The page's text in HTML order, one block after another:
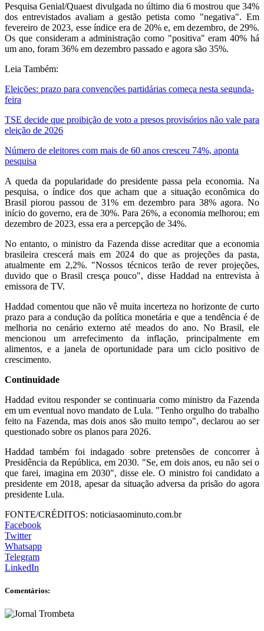
Pesquisa Genial/Quaest divulgada no último dia 6 mostrou que 34%
dos entrevistados avaliam a gestão petista como "negativa". Em
fevereiro de 2023, esse índice era de 20% e, em dezembro, de 29%.
Os que consideram a administração como "positiva" eram 40% há
um ano, foram 36% em dezembro passado e agora são 35%.
Leia Também:
Eleições: prazo para convenções partidárias começa nesta segunda-
feira
TSE decide que proibição de voto a presos provisórios não vale para
eleição de 2026
Número de eleitores com mais de 60 anos cresceu 74%, aponta
pesquisa
A queda da popularidade do presidente passa pela economia. Na
pesquisa, o índice dos que acham que a situação econômica do
Brasil piorou passou de 31% em dezembro para 38% agora. No
início do governo, era de 30%. Para 26%, a economia melhorou; em
dezembro de 2023, essa era a percepção de 34%.
No entanto, o ministro da Fazenda disse acreditar que a economia
brasileira crescerá mais em 2024 do que as projeções da pasta,
atualmente em 2,2%. "Nossos técnicos terão de rever projeções,
duvido que o Brasil cresça pouco", disse Haddad na entrevista à
emissora de TV.
Haddad comentou que não vê muita incerteza no horizonte de curto
prazo para a condução da política monetária e que a tendência é de
melhoria no cenário externo até meados do ano. No Brasil, ele
mencionou um arrefecimento da inflação, principalmente em
alimentos, e a janela de oportunidade para um ciclo positivo de
crescimento.
Continuidade
Haddad evitou responder se continuaria como ministro da Fazenda
em um eventual novo mandato de Lula. "Tenho orgulho do trabalho
feito na Fazenda, mas dois anos são muito tempo", declarou ao ser
questionado sobre os planos para 2026.
Haddad também foi indagado sobre pretensões de concorrer à
Presidência da República, em 2030. "Se, em dois anos, eu não sei o
que farei, imagina em 2030", disse ele. O ministro foi candidato a
presidente em 2018, apesar da situação adversa da prisão do agora
presidente Lula.
FONTE/CRÉDITOS: noticiasaominuto.com.br
Facebook
Twitter
Whatsapp
Telegram
LinkedIn
Comentários: